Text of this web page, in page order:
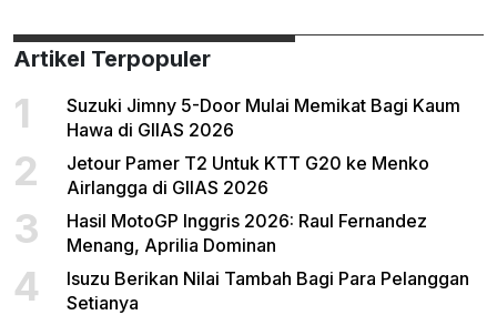
Artikel Terpopuler
1
Suzuki Jimny 5-Door Mulai Memikat Bagi Kaum
Hawa di GIIAS 2026
2
Jetour Pamer T2 Untuk KTT G20 ke Menko
Airlangga di GIIAS 2026
3
Hasil MotoGP Inggris 2026: Raul Fernandez
Menang, Aprilia Dominan
4
Isuzu Berikan Nilai Tambah Bagi Para Pelanggan
Setianya